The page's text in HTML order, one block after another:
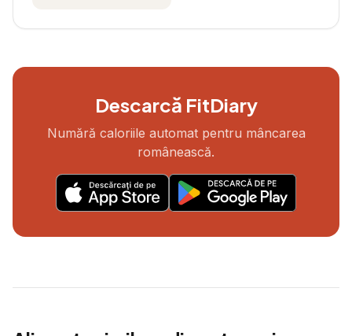
Descarcă FitDiary
Numără caloriile automat pentru mâncarea
românească.